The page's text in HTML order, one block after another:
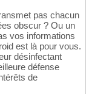
pas chacun
obscur ? Ou un
vos informations
est là pour vous.
désinfectant
défense
de